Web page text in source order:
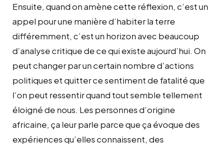
Ensuite, quand on amène cette réflexion, c’est un
appel pour une manière d’habiter la terre
différemment, c’est un horizon avec beaucoup
d’analyse critique de ce qui existe aujourd’hui. On
peut changer par un certain nombre d’actions
politiques et quitter ce sentiment de fatalité que
l’on peut ressentir quand tout semble tellement
éloigné de nous. Les personnes d’origine
africaine, ça leur parle parce que ça évoque des
expériences qu’elles connaissent, des